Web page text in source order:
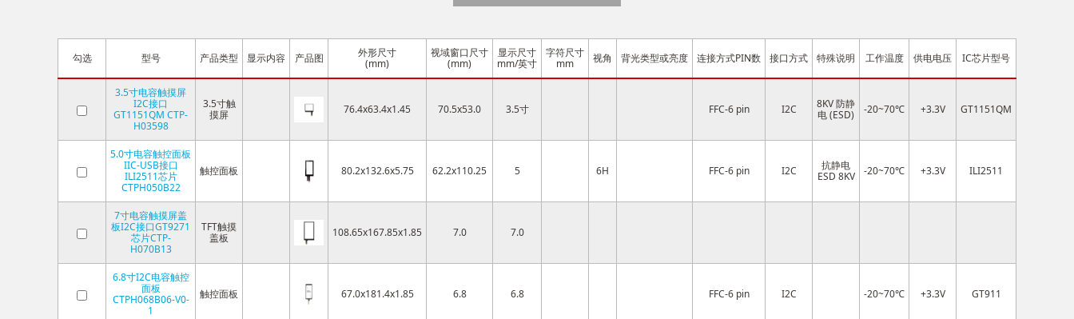
勾选 型号 产品类型 显示内容 产品图
外形尺寸
(mm)
视域窗口尺寸
(mm)
显示尺寸
mm/英寸
字符尺寸
mm
视角 背光类型或亮度 连接方式PIN数 接口方式 特殊说明 工作温度 供电电压 IC芯片型号
3.5寸电容触摸屏
I2C接口
GT1151QM CTP-
H03598
3.5寸触
摸屏
76.4x63.4x1.45 70.5x53.0 3.5寸 FFC-6 pin I2C
8KV 防静
电 (ESD)
-20~70℃ +3.3V GT1151QM
5.0寸电容触控面板
IIC-USB接口
ILI2511芯片
CTPH050B22
触控面板 80.2x132.6x5.75 62.2x110.25 5 6H FFC-6 pin I2C
抗静电
ESD 8KV
-20~70℃ +3.3V ILI2511
7寸电容触摸屏盖
板I2C接口GT9271
芯片CTP-
H070B13
TFT触摸
盖板
108.65x167.85x1.85 7.0 7.0
6.8寸I2C电容触控
面板
CTPH068B06-V0-
1
触控面板 67.0x181.4x1.85 6.8 6.8 FFC-6 pin I2C -20~70℃ +3.3V GT911